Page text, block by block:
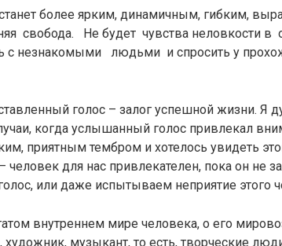
более ярким, динамичным, гибким,
свобода. Не будет чувства неловкости
с незнакомыми людьми и спросить у
голос – залог успешной жизни. Я
когда услышанный голос привлекал
приятным тембром и хотелось увидеть
человек для нас привлекателен, пока он не
или даже испытываем неприятие этого
внутреннем мире человека, о его
художник, музыкант, то есть, творческие